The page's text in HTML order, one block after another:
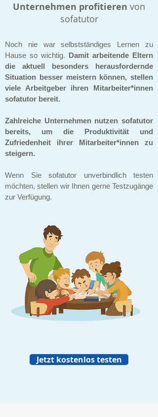
Unternehmen profitieren von
sofatutor
Noch nie war selbstständiges Lernen zu
Hause so wichtig. Damit arbeitende Eltern
die aktuell besonders herausfordernde
Situation besser meistern können, stellen
viele Arbeitgeber ihren Mitarbeiter*innen
sofatutor bereit.
Zahlreiche Unternehmen nutzen sofatutor
bereits, um die Produktivität und
Zufriedenheit ihrer Mitarbeiter*innen zu
steigern.
Wenn Sie sofatutor unverbindlich testen
möchten, stellen wir Ihnen gerne Testzugänge
zur Verfügung.
Jetzt kostenlos testen